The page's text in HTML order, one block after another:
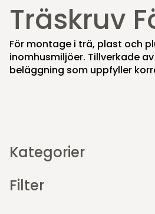
Träskruv
För montage i trä, plast och
inomhusmiljöer. Tillverkade
beläggning som uppfyller
Kategorier
Filter